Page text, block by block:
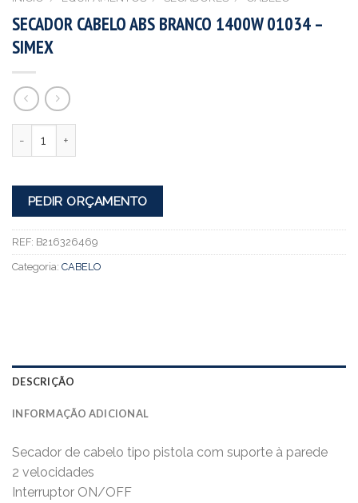
SECADOR CABELO ABS BRANCO 1400W 01034 –
SIMEX
PEDIR ORÇAMENTO
REF: B216326469
Categoria: CABELO
DESCRIÇÃO
INFORMAÇÃO ADICIONAL
Secador de cabelo tipo pistola com suporte à parede
2 velocidades
Interruptor ON/OFF